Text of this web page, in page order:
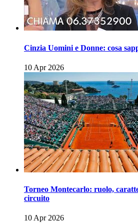
Cinzia Uomini e Donne: cosa
10 Apr 2026
Torneo Montecarlo: ruolo,
circuito
10 Apr 2026